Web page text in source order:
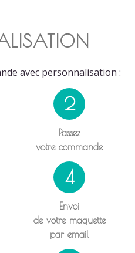
avec personnalisation :
2
Passez
votre commande
4
Envoi
de votre maquette
par email